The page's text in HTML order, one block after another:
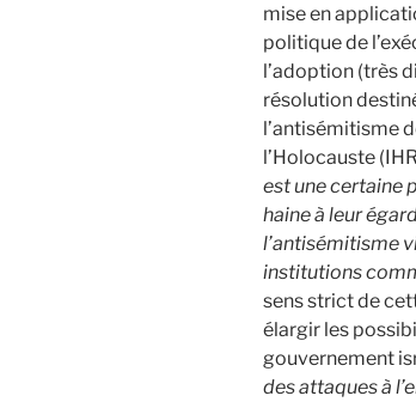
mise en
politique de
l’adoption (très
résolution
l’antisémitisme
l’Holocauste
est une certaine
haine à leur
l’antisémitisme
institutions
sens strict de
élargir les
gouvernement
des attaques à